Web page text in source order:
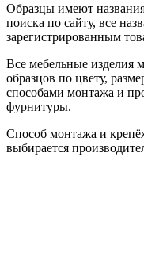
Образцы имеют
поиска по сайту, все
зарегистрированным
Все мебельные изделия
образцов по цвету,
способами монтажа и
фурнитуры.
Способ монтажа и
выбирается